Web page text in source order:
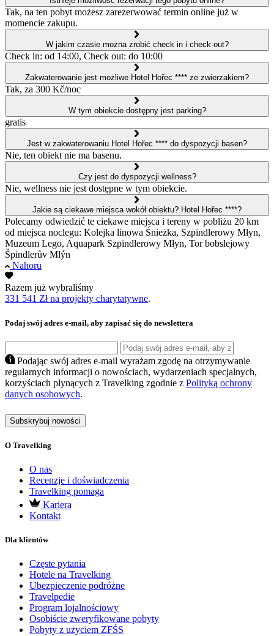
Tak, na ten pobyt możesz zarezerwować termin online już w
momencie zakupu.
W jakim czasie można zrobić check in i check out?
Check in: od 14:00, Check out: do 10:00
Zakwaterowanie jest możliwe Hotel Hořec **** ze zwierzakiem?
Tak, za 300 Kč/noc
W tym obiekcie dostępny jest parking?
gratis
Jest w zakwaterowaniu Hotel Hořec **** do dyspozycji basen?
Nie, ten obiekt nie ma basenu.
Czy jest do dyspozycji wellness?
Nie, wellness nie jest dostępne w tym obiekcie.
Jakie są ciekawe miejsca wokół obiektu? Hotel Hořec ****?
Polecamy odwiedzić te ciekawe miejsca i tereny w pobliżu 20 km
od miejsca noclegu: Kolejka linowa Śnieżka, Szpindlerowy Młyn,
Muzeum Lego, Aquapark Szpindlerowy Młyn, Tor bobslejowy
Špindlerův Mlýn
Nahoru
Razem już wybraliśmy
331 541 Zł na projekty charytatywne.
Podaj swój adres e-mail, aby zapisać się do newslettera
Podając swój adres e-mail wyrażam zgodę na otrzymywanie
regularnych informacji o nowościach, wydarzeniach specjalnych,
korzyściach płynących z Travelking zgodnie z Polityką ochrony
danych osobowych.
Subskrybuj nowości
O Travelking
O nas
Recenzje i doświadczenia
Travelking pomaga
Kariera
Kontakt
Dla klientów
Częste pytania
Hotele na Travelking
Ubezpieczenie podróżne
Travelpedie
Program lojalnościowy
Osobiście zweryfikowane pobyty
Pobyty z użyciem ZFŚS